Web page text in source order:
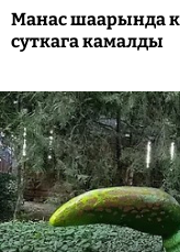
Манас шаарында
суткага камалды